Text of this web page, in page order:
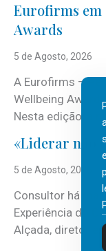
Eurofirms em
Awards
5 de Agosto, 2026
A Eurofirms –
Wellbeing
Nesta edição, a
«Liderar não
5 de Agosto, 2026
Consultor há
Experiência do
Alçada, diretor